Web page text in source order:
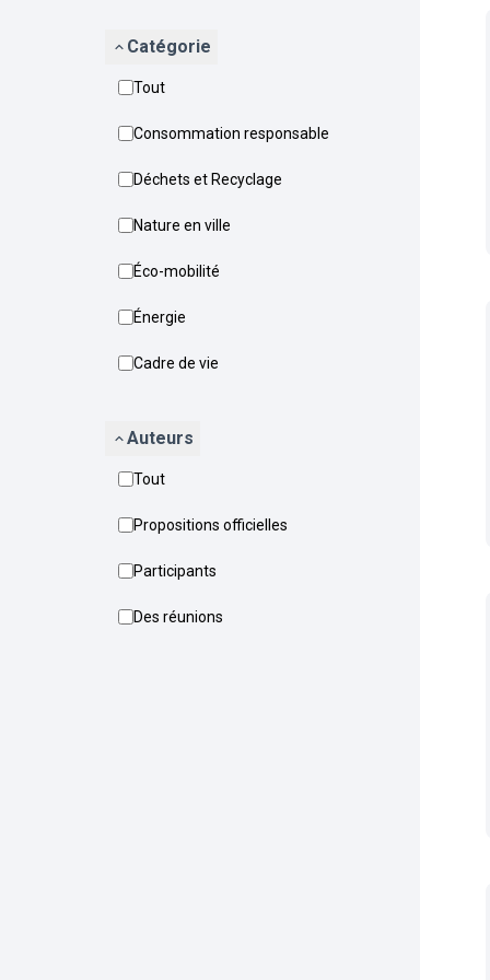
Catégorie
Tout
Consommation responsable
Déchets et Recyclage
Nature en ville
Éco-mobilité
Énergie
Cadre de vie
Auteurs
Tout
Propositions officielles
Participants
Des réunions